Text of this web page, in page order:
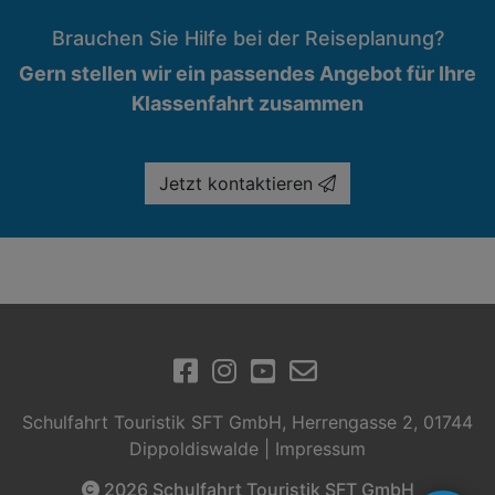
Englischen sind folgende Gruselgeschichten sehr
beliebt: The Legend of Sleepy Hollow, The Diary
of Mr. Poynter und The Tell-tale Heart.
Brauchen Sie Hilfe bei der Reiseplanung?
Gern stellen wir ein passendes Angebot für Ihre
Klassenfahrt zusammen
Jetzt kontaktieren
Schulfahrt Touristik SFT GmbH, Herrengasse 2, 01744
Dippoldiswalde | Impressum
2026 Schulfahrt Touristik SFT GmbH